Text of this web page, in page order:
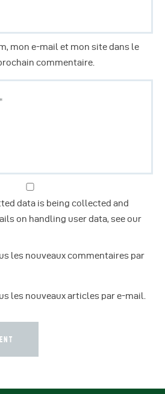
mon e-mail et mon site dans le
commentaire.
data is being collected and
on handling user data, see our
les nouveaux commentaires par
les nouveaux articles par e-mail.